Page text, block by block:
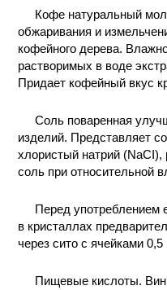
Кофе натуральный
обжаривания и
кофейного дерева.
растворимых в воде
Придает кофейный вкус
Соль поваренная
изделий. Представляет
хлористый натрий
соль при относительной
Перед употреблением
в кристаллах
через сито с ячейками
Пищевые кислоты.